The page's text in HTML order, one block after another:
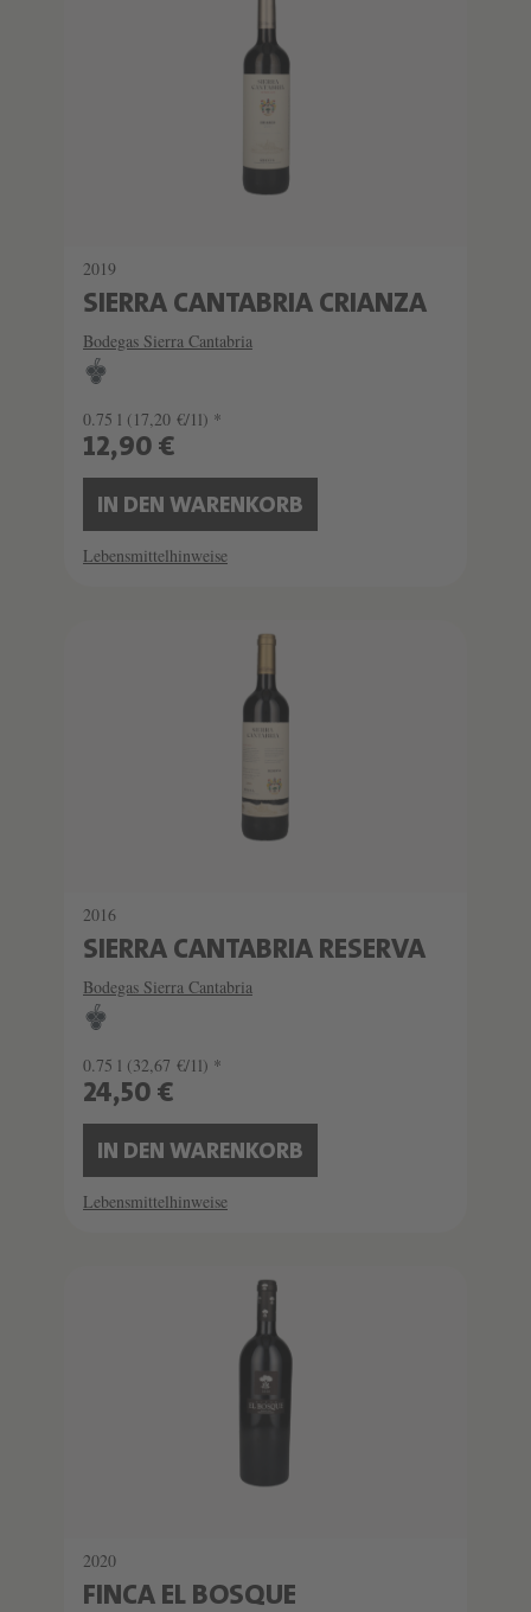
2019
SIERRA CANTABRIA CRIANZA
Bodegas Sierra Cantabria
0.75 l (17,20 €/1l) *
12,90 €
IN DEN WARENKORB
Lebensmittelhinweise
2016
SIERRA CANTABRIA RESERVA
Bodegas Sierra Cantabria
0.75 l (32,67 €/1l) *
24,50 €
IN DEN WARENKORB
Lebensmittelhinweise
2020
FINCA EL BOSQUE